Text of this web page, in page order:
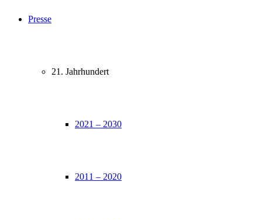
Presse
21. Jahrhundert
2021 – 2030
2011 – 2020